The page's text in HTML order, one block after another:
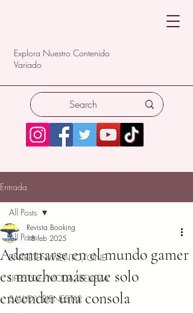
Explora Nuestro Contenido
Variado
Entrada
All Posts
ENTRETENIMIENTO/CINE
LIFESTYLE/MODA/BELLEZA
SALUD Y BIENESTAR
All Posts
Adentrarse en el mundo gamer
es mucho más que solo
encender una consola
Revista Booking
18 feb 2025